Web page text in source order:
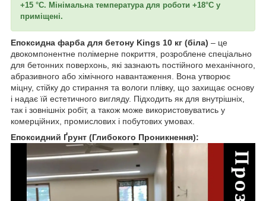
+15 °C. Мінімальна температура для роботи +18°C у
приміщені.
Епоксидна фарба для бетону Kings 10 кг (біла) – це
двокомпонентне полімерне покриття, розроблене спеціально
для бетонних поверхонь, які зазнають постійного механічного,
абразивного або хімічного навантаження. Вона утворює
міцну, стійку до стирання та вологи плівку, що захищає основу
і надає їй естетичного вигляду. Підходить як для внутрішніх,
так і зовнішніх робіт, а також може використовуватись у
комерційних, промислових і побутових умовах.
Епоксидний Ґрунт (Глибокого Проникнення):